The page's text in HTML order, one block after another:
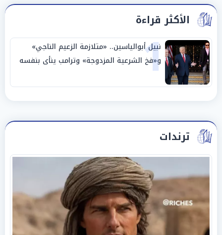
الأكثر قراءة
1
نبيل أبوالياسين.. «متلازمة الزعيم الناجي»
و«فخ الشرعية المزدوجة» وترامب ينأى بنفسه
وحليفه في «ميتم استراتيجي»
ترندات